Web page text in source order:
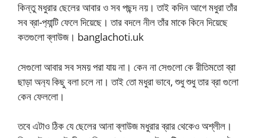
কিন্তু মধুরার ছেলের আবার ও সব পছন্দ নয়। তাই কদিন আগে মধুরা তাঁর
সব ব্রা-প‍্যান্টি ফেলে দিয়েছে। তার বদলে নীল তাঁর মাকে কিনে দিয়েছে
কতগুলো ব্লাউজ। banglachoti.uk
সেগুলো আবার সব সময় পরা যায় না। কেন না সেগুলো কে রীতিমতো ব্রা
ছাড়া অন‍্য কিছু বলা চলে না। তাই তো মধুরা ভাবে, শুধু শুধু তার ব্রা গুলো
কেন ফেললো।
তবে এটাও ঠিক যে ছেলের আনা ব্লাউজ মধুরার ব্রার থেকেও অশ্লীল।